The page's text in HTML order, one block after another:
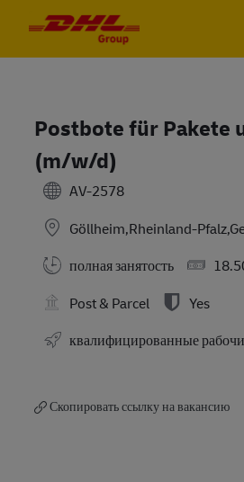
Postbote für Pakete
(m/w/d)
AV-2578
Göllheim,Rheinland-
полная занятость
Post & Parcel
Yes
квалифицированные
Скопировать ссылку на вакансию